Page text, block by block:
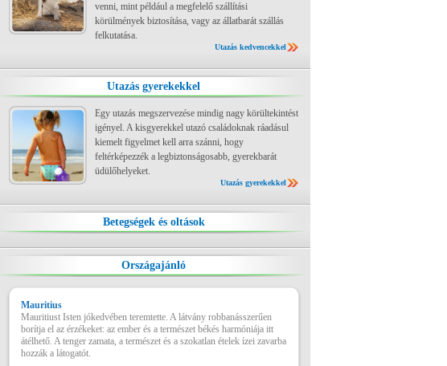
venni, mint például a megfelelő szállítási
körülmények biztosítása, vagy az állatbarát szállás
felkutatása.
Utazás kedvencekkel
Utazás gyerekekkel
Egy utazás megszervezése mindig nagy körültekintést
igényel. A kisgyerekkel utazó családoknak ráadásul
kiemelt figyelmet kell arra szánni, hogy
feltérképezzék a legbiztonságosabb, gyerekbarát
üdülőhelyeket.
Utazás gyerekekkel
Betegségek és oltások
Országajánló
Mauritius
Mauritiust Isten jókedvében teremtette. A látvány robbanásszerűen
borítja el az érzékeket: az ember és a természet békés harmóniája itt
átélhető. A tenger zamata, a természet és a szokatlan ételek ízei zavarba
hozzák a látogatót.